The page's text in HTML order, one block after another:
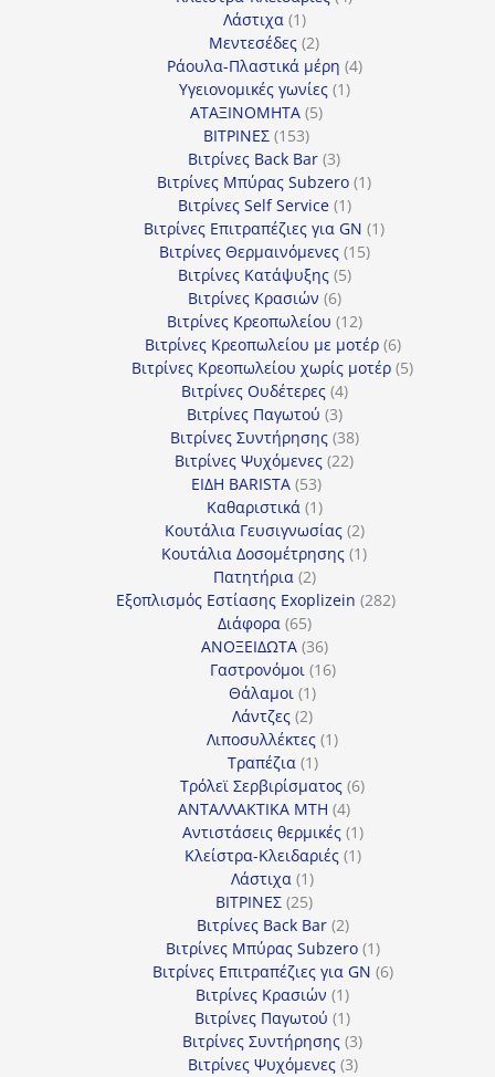
Λάστιχα 11
προϊόν
Μεντεσέδες 22
προϊόντα
Ράουλα-Πλαστικά μέρη 44
Υγειονομικές γωνίες 11
ΑΤΑΞΙΝΟΜΗΤΑ 55
ΒΙΤΡΙΝΕΣ 153153
προϊόντα
Βιτρίνες Back Bar 33
προϊόντα
Βιτρίνες Mπύρας Subzero 11
Βιτρίνες Self Service 11
προϊόν
Βιτρίνες Επιτραπέζιες για GN 11
Βιτρίνες Θερμαινόμενες 1515
Βιτρίνες Κατάψυξης 55
Βιτρίνες Κρασιών 66
προϊόντα
Βιτρίνες Κρεοπωλείου 1212
προϊόντα
Βιτρίνες Κρεοπωλείου με μοτέρ 66
προϊόντα
Βιτρίνες Κρεοπωλείου χωρίς μοτέρ 55
Βιτρίνες Ουδέτερες 44
προϊόντα
Βιτρίνες Παγωτού 33
προϊόντα
Βιτρίνες Συντήρησης 3838
προϊόντα
Βιτρίνες Ψυχόμενες 2222
ΕΙΔΗ BARISTA 5353
προϊόντα
Καθαριστικά 11
προϊόν
Κουτάλια Γευσιγνωσίας 22
προϊόντα
Κουτάλια Δοσομέτρησης 11
Πατητήρια 22
προϊόντα
Εξοπλισμός Εστίασης Exoplizein 282282
Διάφορα 6565
προϊόντα
ΑΝΟΞΕΙΔΩΤΑ 3636
προϊόντα
Γαστρονόμοι 1616
Θάλαμοι 11
προϊόν
Λάντζες 22
προϊόντα
Λιποσυλλέκτες 11
Τραπέζια 11
προϊόν
Τρόλεϊ Σερβιρίσματος 66
ΑΝΤΑΛΛΑΚΤΙΚΑ MTH 44
προϊόντα
Αντιστάσεις θερμικές 11
προϊόν
Κλείστρα-Κλειδαριές 11
Λάστιχα 11
προϊόν
ΒΙΤΡΙΝΕΣ 2525
προϊόντα
Βιτρίνες Back Bar 22
προϊόντα
Βιτρίνες Mπύρας Subzero 11
προϊόν
Βιτρίνες Επιτραπέζιες για GN 66
Βιτρίνες Κρασιών 11
προϊόν
Βιτρίνες Παγωτού 11
προϊόν
Βιτρίνες Συντήρησης 33
προϊόντα
Βιτρίνες Ψυχόμενες 33